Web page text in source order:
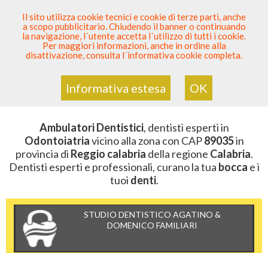
SEI DENTISTA? PARTECIPA
Sei QuiElenco Dentista Sicuro > Odontoiatria>
Ambulatori Dentistici>Calabria >Reggio Calabria >
89035
ZONA CON CAP 89035
Ambulatori Dentistici, dentisti esperti in
Odontoiatriavicino alla zona con CAP89035in
provincia di Reggio calabria della regione Calabria.
Dentisti esperti e professionali, curano la tua bocca e i
tuoi denti.
STUDIO DENTISTICO AGATINO &
DOMENICO FAMILIARI
Il sito utilizza cookie tecnici e cookie di terze parti, anche
a scopo pubblicitario. Chiudendo il banner o continuando
la navigazione, l´utente accetta l´utilizzo di tutti i cookie.
Per maggiori informazioni, anche in ordine alla
disattivazione, consulta l´informativa cookie completa.
Informativa estesa OK